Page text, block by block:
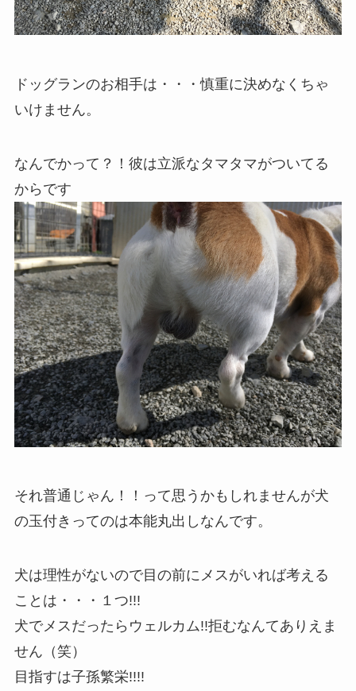
ドッグランのお相手は・・・慎重に決めなくちゃ
いけません。
なんでかって？！彼は立派なタマタマがついてる
からです
それ普通じゃん！！って思うかもしれませんが犬
の玉付きってのは本能丸出しなんです。
犬は理性がないので目の前にメスがいれば考える
ことは・・・１つ!!!
犬でメスだったらウェルカム!!拒むなんてありえま
せん（笑）
目指すは子孫繁栄!!!!